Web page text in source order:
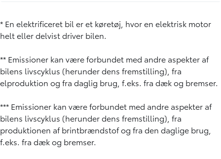
* En elektrificeret bil er et køretøj, hvor en elektrisk motor
helt eller delvist driver bilen.
** Emissioner kan være forbundet med andre aspekter af
bilens livscyklus (herunder dens fremstilling), fra
elproduktion og fra daglig brug, f.eks. fra dæk og bremser.
*** Emissioner kan være forbundet med andre aspekter af
bilens livscyklus (herunder dens fremstilling), fra
produktionen af brintbrændstof og fra den daglige brug,
f.eks. fra dæk og bremser.